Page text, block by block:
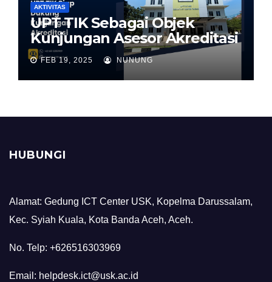
AKTIVITAS
UPT TIK Sebagai Objek
Kunjungan Asesor Akreditasi
FEB 19, 2025 NUNUNG
HUBUNGI
Alamat: Gedung ICT Center USK, Kopelma Darussalam,
Kec. Syiah Kuala, Kota Banda Aceh, Aceh.
No. Telp: +626516303969
Email: helpdesk.ict@usk.ac.id